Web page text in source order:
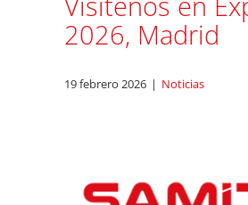
2026, Madrid
19 febrero 2026 | Noticias